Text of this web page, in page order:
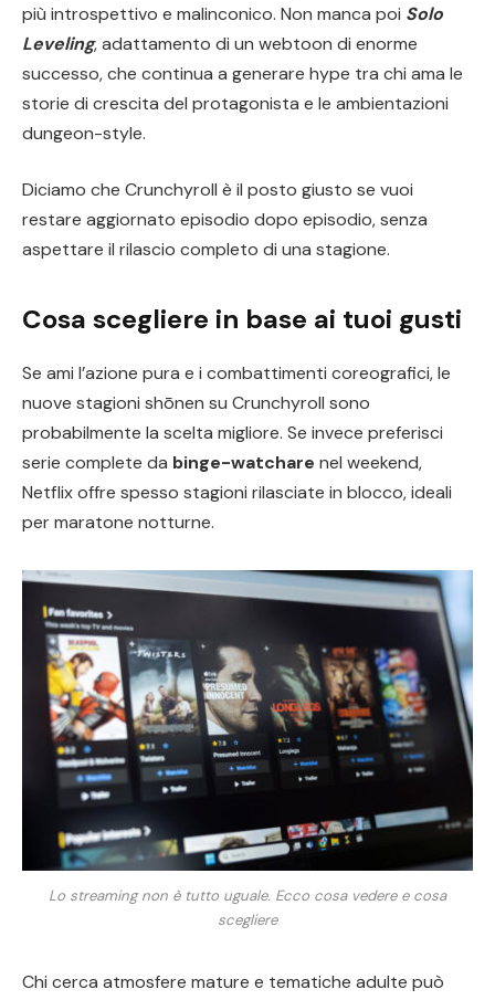
più introspettivo e malinconico. Non manca poi Solo
Leveling, adattamento di un webtoon di enorme
successo, che continua a generare hype tra chi ama le
storie di crescita del protagonista e le ambientazioni
dungeon-style.
Diciamo che Crunchyroll è il posto giusto se vuoi
restare aggiornato episodio dopo episodio, senza
aspettare il rilascio completo di una stagione.
Cosa scegliere in base ai tuoi gusti
Se ami l’azione pura e i combattimenti coreografici, le
nuove stagioni shōnen su Crunchyroll sono
probabilmente la scelta migliore. Se invece preferisci
serie complete da binge-watchare nel weekend,
Netflix offre spesso stagioni rilasciate in blocco, ideali
per maratone notturne.
Lo streaming non è tutto uguale. Ecco cosa vedere e cosa
scegliere
Chi cerca atmosfere mature e tematiche adulte può